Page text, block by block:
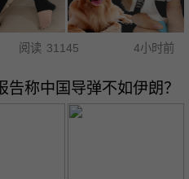
阅读 31145 4小时前
称中国导弹不如伊朗？